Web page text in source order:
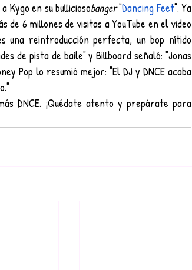
Kygo en su bulliciosobanger "Dancing Feet". Ya
de 6 millones de visitas a YouTube en el video
una reintroducción perfecta, un bop nítido
de pista de baile" y Billboard señaló: "Jonas
Pop lo resumió mejor: "El DJ y DNCE acaba